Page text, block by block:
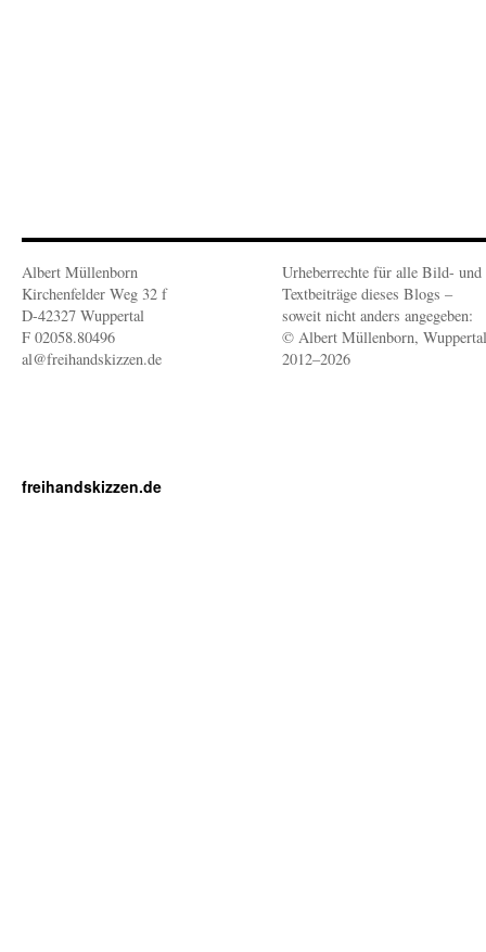
Albert Müllenborn
Kirchenfelder Weg 32 f
D-42327 Wuppertal
F 02058.80496
al@freihandskizzen.de
Urheberrechte für alle Bild- und
Textbeiträge dieses Blogs –
soweit nicht anders angegeben:
© Albert Müllenborn, Wuppertal
2012–2026
freihandskizzen.de